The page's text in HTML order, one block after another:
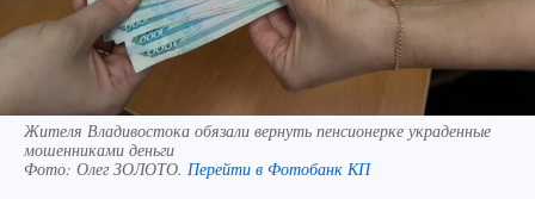
Жителя Владивостока обязали вернуть пенсионерке украденные
мошенниками деньги
Фото: Олег ЗОЛОТО. Перейти в Фотобанк КП